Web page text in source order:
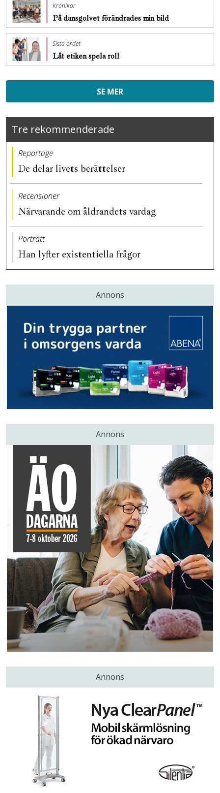
Krönikor
På dansgolvet förändrades min bild
Sista ordet
Låt etiken spela roll
SE MER
Tre rekommenderade
Reportage
De delar livets berättelser
Recensioner
Närvarande om åldrandets vardag
Porträtt
Han lyfter existentiella frågor
Annons
Annons
Annons